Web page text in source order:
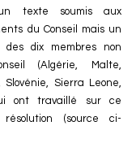
texte soumis aux
du Conseil mais un
dix membres non
(Algérie, Malte,
Slovénie, Sierra Leone,
ont travaillé sur ce
(source ci-